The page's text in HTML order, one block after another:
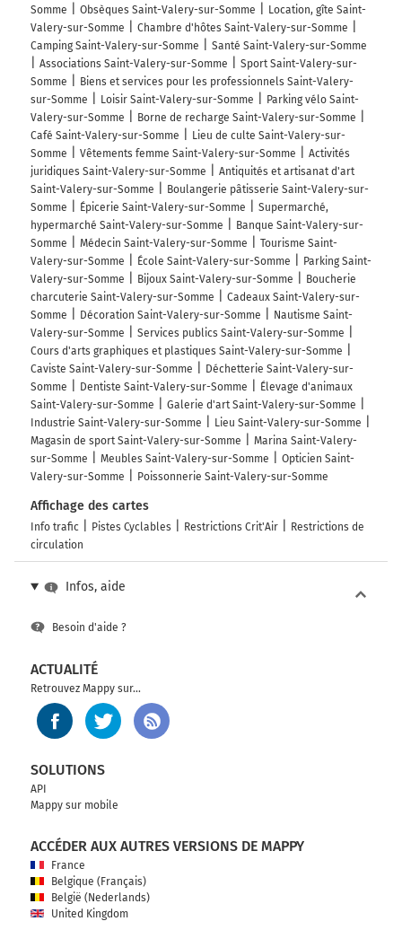
Somme
Obsèques Saint-Valery-sur-Somme
Location, gîte Saint-
Valery-sur-Somme
Chambre d'hôtes Saint-Valery-sur-Somme
Camping Saint-Valery-sur-Somme
Santé Saint-Valery-sur-Somme
Associations Saint-Valery-sur-Somme
Sport Saint-Valery-sur-
Somme
Biens et services pour les professionnels Saint-Valery-
sur-Somme
Loisir Saint-Valery-sur-Somme
Parking vélo Saint-
Valery-sur-Somme
Borne de recharge Saint-Valery-sur-Somme
Café Saint-Valery-sur-Somme
Lieu de culte Saint-Valery-sur-
Somme
Vêtements femme Saint-Valery-sur-Somme
Activités
juridiques Saint-Valery-sur-Somme
Antiquités et artisanat d'art
Saint-Valery-sur-Somme
Boulangerie pâtisserie Saint-Valery-sur-
Somme
Épicerie Saint-Valery-sur-Somme
Supermarché,
hypermarché Saint-Valery-sur-Somme
Banque Saint-Valery-sur-
Somme
Médecin Saint-Valery-sur-Somme
Tourisme Saint-
Valery-sur-Somme
École Saint-Valery-sur-Somme
Parking Saint-
Valery-sur-Somme
Bijoux Saint-Valery-sur-Somme
Boucherie
charcuterie Saint-Valery-sur-Somme
Cadeaux Saint-Valery-sur-
Somme
Décoration Saint-Valery-sur-Somme
Nautisme Saint-
Valery-sur-Somme
Services publics Saint-Valery-sur-Somme
Cours d'arts graphiques et plastiques Saint-Valery-sur-Somme
Caviste Saint-Valery-sur-Somme
Déchetterie Saint-Valery-sur-
Somme
Dentiste Saint-Valery-sur-Somme
Élevage d'animaux
Saint-Valery-sur-Somme
Galerie d'art Saint-Valery-sur-Somme
Industrie Saint-Valery-sur-Somme
Lieu Saint-Valery-sur-Somme
Magasin de sport Saint-Valery-sur-Somme
Marina Saint-Valery-
sur-Somme
Meubles Saint-Valery-sur-Somme
Opticien Saint-
Valery-sur-Somme
Poissonnerie Saint-Valery-sur-Somme
Affichage des cartes
Info trafic Pistes Cyclables Restrictions Crit'Air
Restrictions de
circulation
Infos, aide
Besoin d'aide ?
ACTUALITÉ
Retrouvez Mappy sur...
SOLUTIONS
API
Mappy sur mobile
ACCÉDER AUX AUTRES VERSIONS DE MAPPY
France
Belgique (Français)
België (Nederlands)
United Kingdom